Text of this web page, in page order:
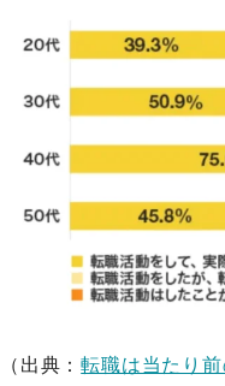
（出典：転職は当たり